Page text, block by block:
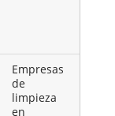
Empresas
de
limpieza
en